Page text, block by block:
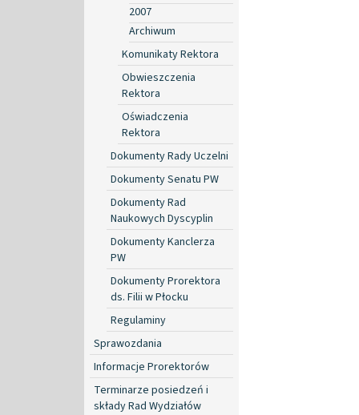
2007
Archiwum
Komunikaty Rektora
Obwieszczenia
Rektora
Oświadczenia
Rektora
Dokumenty Rady Uczelni
Dokumenty Senatu PW
Dokumenty Rad
Naukowych Dyscyplin
Dokumenty Kanclerza
PW
Dokumenty Prorektora
ds. Filii w Płocku
Regulaminy
Sprawozdania
Informacje Prorektorów
Terminarze posiedzeń i
składy Rad Wydziałów